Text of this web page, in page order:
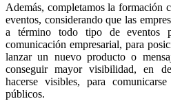
Además, completamos la formación
eventos, considerando que las
a término todo tipo de eventos
comunicación empresarial, para
lanzar un nuevo producto o
conseguir mayor visibilidad, en
hacerse visibles, para
públicos.